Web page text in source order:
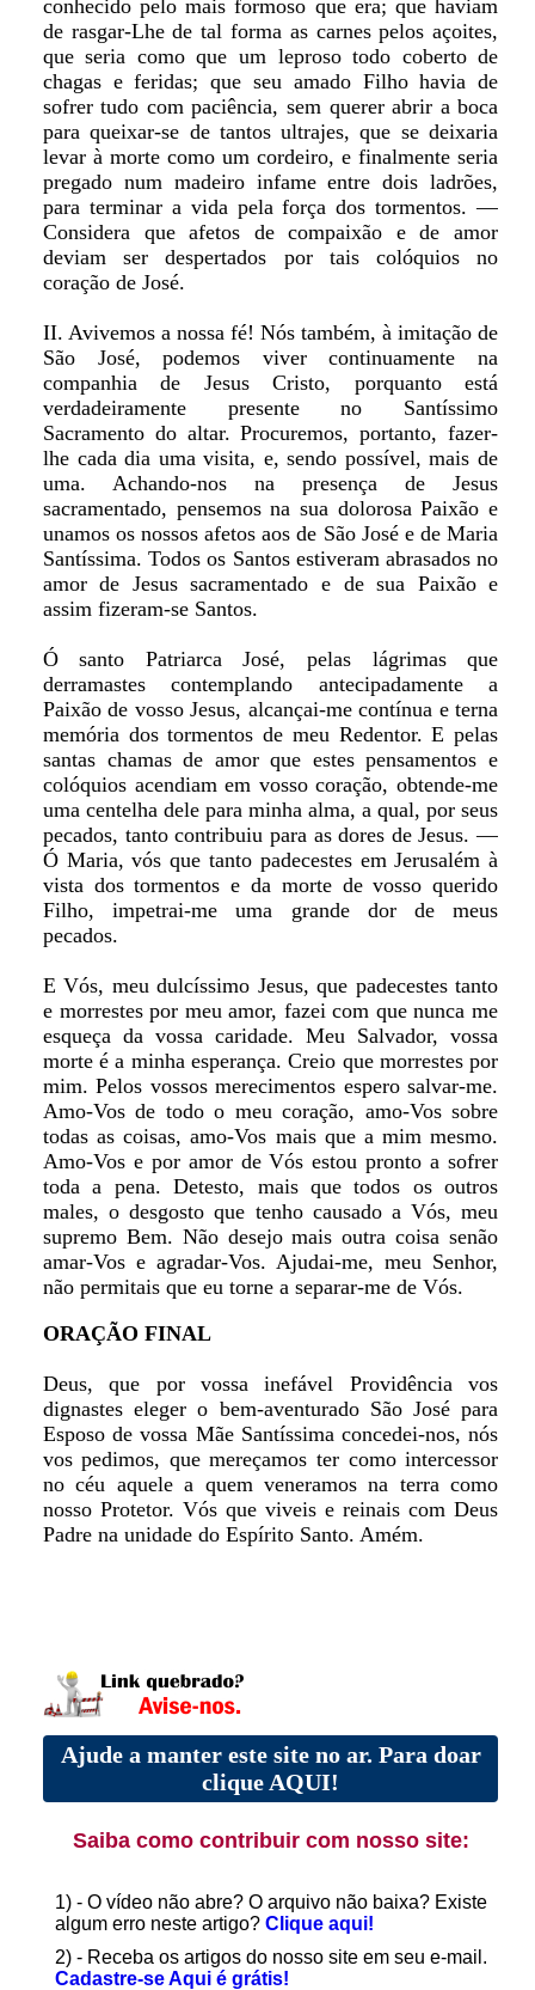
conhecido pelo mais formoso que era; que haviam
de rasgar-Lhe de tal forma as carnes pelos açoites,
que seria como que um leproso todo coberto de
chagas e feridas; que seu amado Filho havia de
sofrer tudo com paciência, sem querer abrir a boca
para queixar-se de tantos ultrajes, que se deixaria
levar à morte como um cordeiro, e finalmente seria
pregado num madeiro infame entre dois ladrões,
para terminar a vida pela força dos tormentos. —
Considera que afetos de compaixão e de amor
deviam ser despertados por tais colóquios no
coração de José.
II. Avivemos a nossa fé! Nós também, à imitação de
São José, podemos viver continuamente na
companhia de Jesus Cristo, porquanto está
verdadeiramente presente no Santíssimo
Sacramento do altar. Procuremos, portanto, fazer-
lhe cada dia uma visita, e, sendo possível, mais de
uma. Achando-nos na presença de Jesus
sacramentado, pensemos na sua dolorosa Paixão e
unamos os nossos afetos aos de São José e de Maria
Santíssima. Todos os Santos estiveram abrasados no
amor de Jesus sacramentado e de sua Paixão e
assim fizeram-se Santos.
Ó santo Patriarca José, pelas lágrimas que
derramastes contemplando antecipadamente a
Paixão de vosso Jesus, alcançai-me contínua e terna
memória dos tormentos de meu Redentor. E pelas
santas chamas de amor que estes pensamentos e
colóquios acendiam em vosso coração, obtende-me
uma centelha dele para minha alma, a qual, por seus
pecados, tanto contribuiu para as dores de Jesus. —
Ó Maria, vós que tanto padecestes em Jerusalém à
vista dos tormentos e da morte de vosso querido
Filho, impetrai-me uma grande dor de meus
pecados.
E Vós, meu dulcíssimo Jesus, que padecestes tanto
e morrestes por meu amor, fazei com que nunca me
esqueça da vossa caridade. Meu Salvador, vossa
morte é a minha esperança. Creio que morrestes por
mim. Pelos vossos merecimentos espero salvar-me.
Amo-Vos de todo o meu coração, amo-Vos sobre
todas as coisas, amo-Vos mais que a mim mesmo.
Amo-Vos e por amor de Vós estou pronto a sofrer
toda a pena. Detesto, mais que todos os outros
males, o desgosto que tenho causado a Vós, meu
supremo Bem. Não desejo mais outra coisa senão
amar-Vos e agradar-Vos. Ajudai-me, meu Senhor,
não permitais que eu torne a separar-me de Vós.
ORAÇÃO FINAL
Deus, que por vossa inefável Providência vos
dignastes eleger o bem-aventurado São José para
Esposo de vossa Mãe Santíssima concedei-nos, nós
vos pedimos, que mereçamos ter como intercessor
no céu aquele a quem veneramos na terra como
nosso Protetor. Vós que viveis e reinais com Deus
Padre na unidade do Espírito Santo. Amém.
Ajude a manter este site no ar. Para doar
clique AQUI!
Saiba como contribuir com nosso site:
1) - O vídeo não abre? O arquivo não baixa? Existe
algum erro neste artigo? Clique aqui!
2) - Receba os artigos do nosso site em seu e-mail.
Cadastre-se Aqui é grátis!